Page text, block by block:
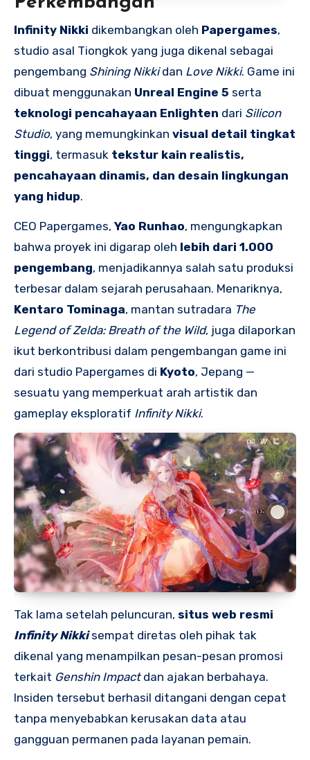
Infinity Nikki dikembangkan oleh Papergames,
studio asal Tiongkok yang juga dikenal sebagai
pengembang Shining Nikkidan Love Nikki. Game ini
dibuat menggunakan Unreal Engine 5 serta
teknologi pencahayaan Enlighten dari Silicon
Studio, yang memungkinkan visual detail tingkat
tinggi, termasuk tekstur kain realistis,
pencahayaan dinamis, dan desain lingkungan
yang hidup.
CEO Papergames, Yao Runhao, mengungkapkan
bahwa proyek ini digarap oleh lebih dari 1.000
pengembang, menjadikannya salah satu produksi
terbesar dalam sejarah perusahaan. Menariknya,
Kentaro Tominaga, mantan sutradara The
Legend of Zelda: Breath of the Wild, juga dilaporkan
ikut berkontribusi dalam pengembangan game ini
dari studio Papergames di Kyoto, Jepang —
sesuatu yang memperkuat arah artistik dan
gameplay eksploratif Infinity Nikki.
Tak lama setelah peluncuran, situs web resmi
Infinity Nikkisempat diretas oleh pihak tak
dikenal yang menampilkan pesan-pesan promosi
terkait Genshin Impactdan ajakan berbahaya.
Insiden tersebut berhasil ditangani dengan cepat
tanpa menyebabkan kerusakan data atau
gangguan permanen pada layanan pemain.